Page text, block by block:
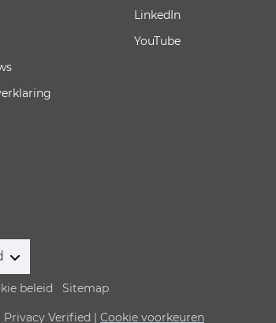
LinkedIn
YouTube
beleid Sitemap
Privacy Verified | Cookie voorkeuren